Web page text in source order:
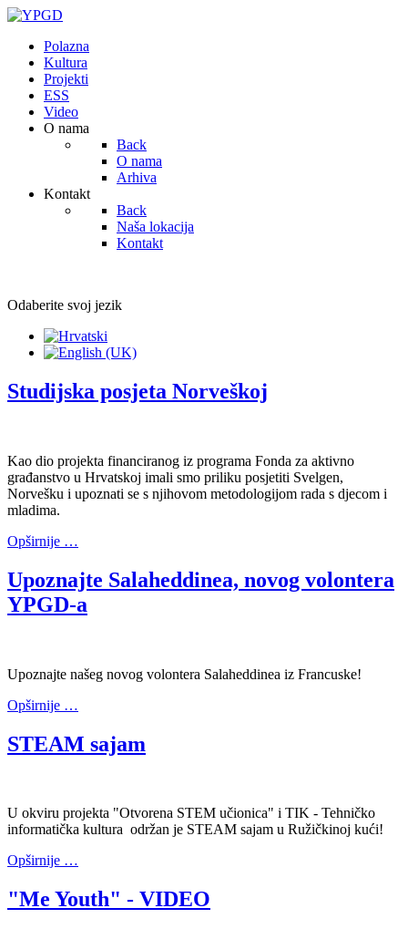
Polazna
Kultura
Projekti
ESS
Video
O nama
Back
O nama
Arhiva
Kontakt
Back
Naša lokacija
Kontakt
Odaberite svoj jezik
Studijska posjeta Norveškoj
Kao dio projekta financiranog iz programa Fonda za aktivno
građanstvo u Hrvatskoj imali smo priliku posjetiti Svelgen,
Norvešku i upoznati se s njihovom metodologijom rada s djecom i
mladima.
Opširnije …
Upoznajte Salaheddinea, novog volontera
YPGD-a
Upoznajte našeg novog volontera Salaheddinea iz Francuske!
Opširnije …
STEAM sajam
U okviru projekta "Otvorena STEM učionica" i TIK - Tehničko
informatička kultura održan je STEAM sajam u Ružičkinoj kući!
Opširnije …
"Me Youth" - VIDEO